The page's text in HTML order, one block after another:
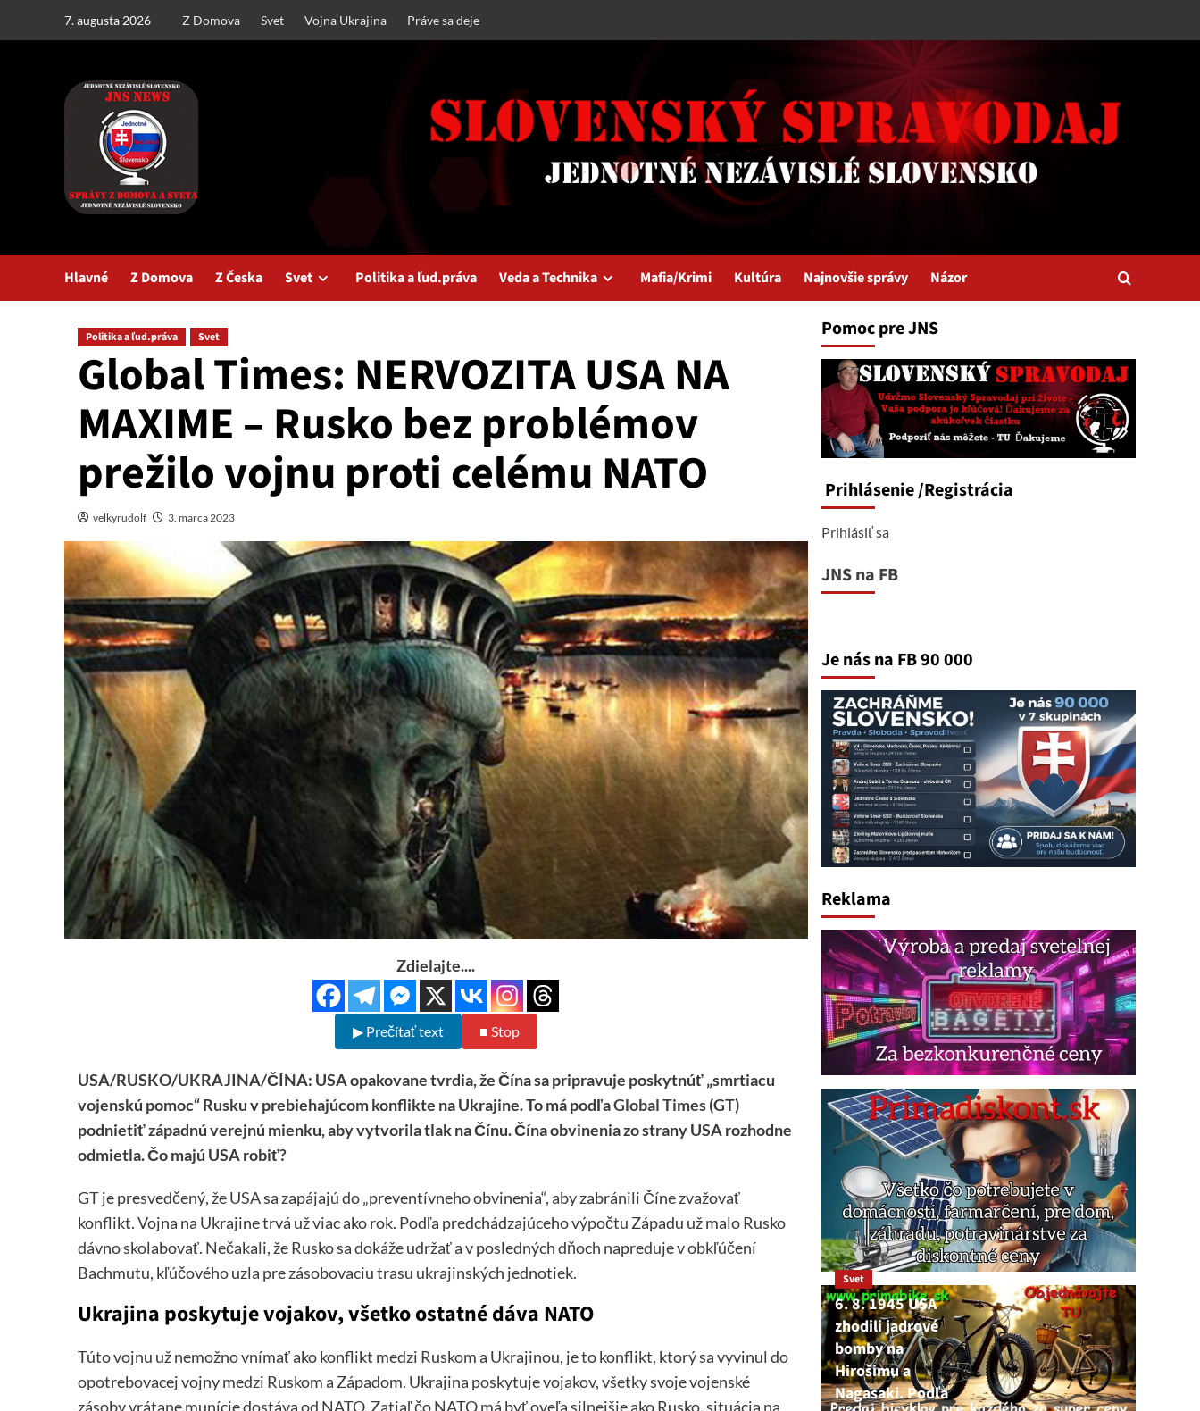
7. augusta 2026 Z Domova Svet Vojna Ukrajina Práve sa deje
Hlavné Z Domova Z Česka Svet Politika a ľud.práva Veda a Technika Mafia/Krimi Kultúra Najnovšie správy Názor
Politika a ľud.práva Svet
Global Times: NERVOZITA USA NA
MAXIME – Rusko bez problémov
prežilo vojnu proti celému NATO
velkyrudolf 3. marca 2023
Zdielajte....
▶ Prečítať text ■ Stop
USA/RUSKO/UKRAJINA/ČÍNA: USA opakovane tvrdia, že Čína sa pripravuje poskytnúť „smrtiacu
vojenskú pomoc“ Rusku v prebiehajúcom konflikte na Ukrajine. To má podľaGlobal Times(GT)
podnietiť západnú verejnú mienku, aby vytvorila tlak na Čínu. Čína obvinenia zo strany USA rozhodne
odmietla. Čo majú USA robiť?
GT je presvedčený, že USA sa zapájajú do „preventívneho obvinenia“, aby zabránili Číne zvažovať
konflikt. Vojna na Ukrajine trvá už viac ako rok. Podľa predchádzajúceho výpočtu Západu už malo Rusko
dávno skolabovať. Nečakali, že Rusko sa dokáže udržať a v posledných dňoch napreduje v obkľúčení
Bachmutu, kľúčového uzla pre zásobovaciu trasu ukrajinských jednotiek.
Ukrajina poskytuje vojakov, všetko ostatné dáva NATO
Túto vojnu už nemožno vnímať ako konflikt medzi Ruskom a Ukrajinou, je to konflikt, ktorý sa vyvinul do
opotrebovacej vojny medzi Ruskom a Západom. Ukrajina poskytuje vojakov, všetky svoje vojenské
zásoby vrátane munície dostáva od NATO. Zatiaľ čo NATO má byť oveľa silnejšie ako Rusko, situácia na
Pomoc pre JNS
Prihlásenie/Registrácia
Prihlásiť sa
JNS na FB
Je nás na FB 90 000
Reklama
Svet
6. 8. 1945 USA
zhodili jadrové
bomby na
Hirošimu a
Nagasaki. Podľa